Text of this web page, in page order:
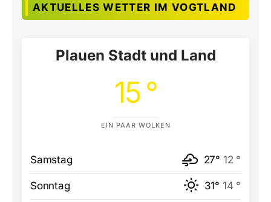
AKTUELLES WETTER IM VOGTLAND
Plauen Stadt und Land
15 °
EIN PAAR WOLKEN
Samstag 27° 12 °
Sonntag 31° 14 °